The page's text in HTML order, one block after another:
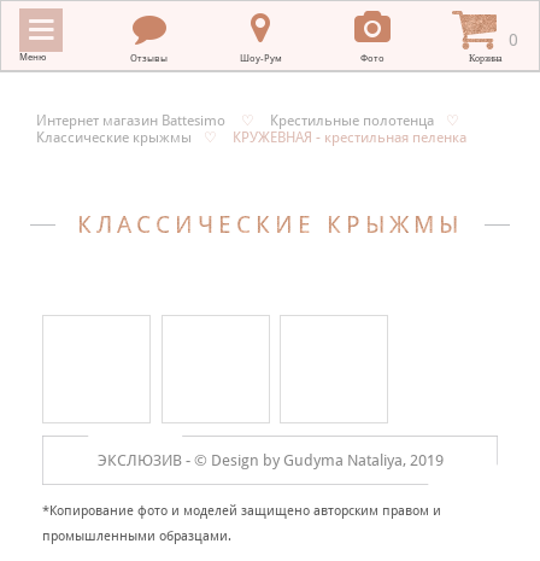
0
Корзина
Меню
МЕРНЫЕ ИКОНЫ
ДЛЯ НОВОРОЖДЕННЫХ
Отзывы Шоу-Рум Фото
Интернет магазин Battesimo ♡ Крестильные полотенца
♡
Классические крыжмы
♡ КРУЖЕВНАЯ - крестильная пеленка
КЛАССИЧЕСКИЕ КРЫЖМЫ
ЭКСЛЮЗИВ - © Design by Gudyma Nataliya, 2019
*Копирование фото и моделей защищено авторским правом и
промышленными образцами.